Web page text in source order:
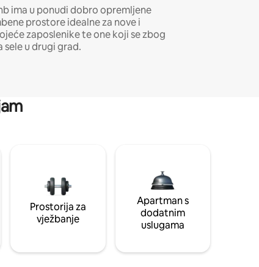
ima u ponudi dobro opremljene
prostore idealne za nove i
zaposlenike te one koji se zbog
sele u drugi grad.
Prostorija za
vježbanje
Apartman s
dodatnim
uslugama